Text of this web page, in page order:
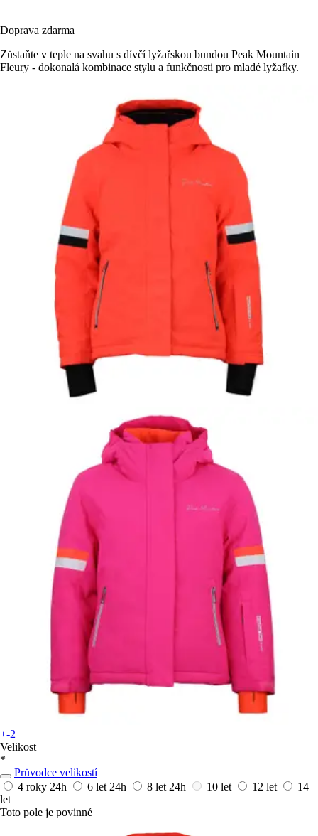
Doprava zdarma
Zůstaňte v teple na svahu s dívčí lyžařskou bundou Peak Mountain
Fleury - dokonalá kombinace stylu a funkčnosti pro mladé lyžařky.
+-2
Velikost
*
Průvodce velikostí
4 roky 24h 6 let 24h 8 let 24h 10 let 12 let
14
let
Toto pole je povinné